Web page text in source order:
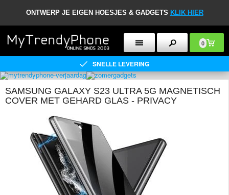
ONTWERP JE EIGEN HOESJES & GADGETS KLIK HIER
0
SNELLE LEVERING
SAMSUNG GALAXY S23 ULTRA 5G MAGNETISCH
COVER MET GEHARD GLAS - PRIVACY